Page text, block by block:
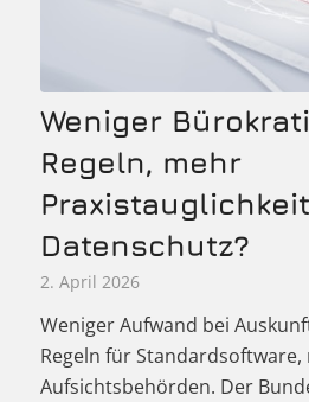
Weniger
Regeln, mehr
Datenschutz?
2. April 2026
Weniger Aufwand bei
Regeln für
Aufsichtsbehörden. Der